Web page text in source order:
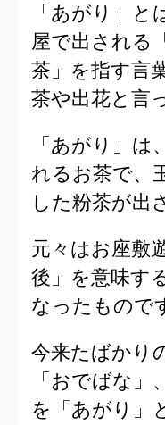
「あがり」と
屋で出される
茶」を指す言
茶や出花と言
「あがり」は
れるお茶で、
した粉茶が出
元々はお座敷
後」を意味す
なったもので
今来たばかり
「おでばな
を「あがり」